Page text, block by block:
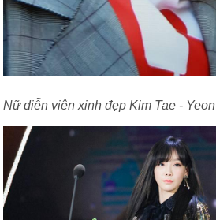
Nữ diễn viên xinh đẹp Kim Tae - Yeon